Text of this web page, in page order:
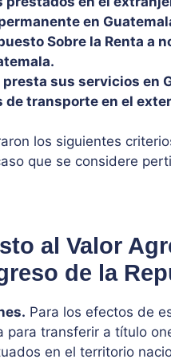
en
Sobre la Renta a
sus servicios en
de transporte en el
los siguientes
que se considere
al Valor
de la
Para los efectos de
para transferir a título
en el territorio